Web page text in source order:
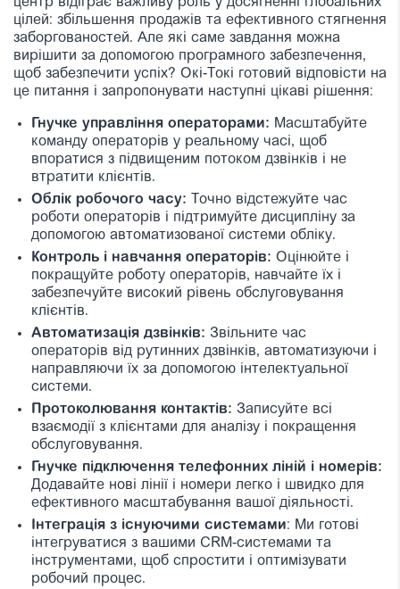
цілей: збільшення продажів та ефективного стягнення
заборгованостей. Але які саме завдання можна
вирішити за допомогою програмного забезпечення,
щоб забезпечити успіх? Окі-Токі готовий відповісти на
це питання і запропонувати наступні цікаві рішення:
Гнучке управління операторами: Масштабуйте
команду операторів у реальному часі, щоб
впоратися з підвищеним потоком дзвінків і не
втратити клієнтів.
Облік робочого часу: Точно відстежуйте час
роботи операторів і підтримуйте дисципліну за
допомогою автоматизованої системи обліку.
Контроль і навчання операторів: Оцінюйте і
покращуйте роботу операторів, навчайте їх і
забезпечуйте високий рівень обслуговування
клієнтів.
Автоматизація дзвінків: Звільните час
операторів від рутинних дзвінків, автоматизуючи і
направляючи їх за допомогою інтелектуальної
системи.
Протоколювання контактів: Записуйте всі
взаємодії з клієнтами для аналізу і покращення
обслуговування.
Гнучке підключення телефонних ліній і номерів:
Додавайте нові лінії і номери легко і швидко для
ефективного масштабування вашої діяльності.
Інтеграція з існуючими системами: Ми готові
інтегруватися з вашими CRM-системами та
інструментами, щоб спростити і оптимізувати
робочий процес.